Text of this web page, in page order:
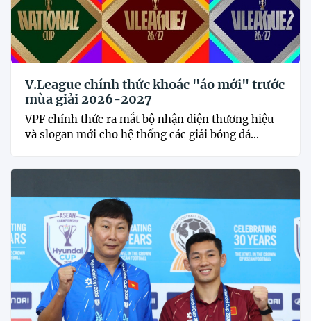
V.League chính thức khoác "áo mới" trước
mùa giải 2026-2027
VPF chính thức ra mắt bộ nhận diện thương hiệu
và slogan mới cho hệ thống các giải bóng đá...